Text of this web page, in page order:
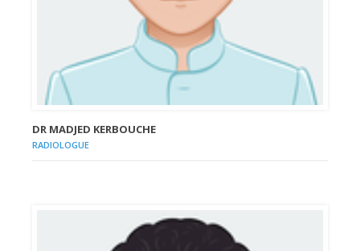
DR MADJED KERBOUCHE
RADIOLOGUE